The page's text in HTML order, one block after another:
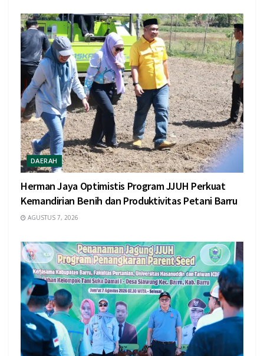
DAERAH
Herman Jaya Optimistis Program JJUH Perkuat
Kemandirian Benih dan Produktivitas Petani Barru
AGUSTUS 7, 2026